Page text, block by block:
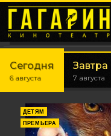
Сегодня
6 августа
Завтра
7 августа
ДЕТЯМ
ПРЕМЬЕРА